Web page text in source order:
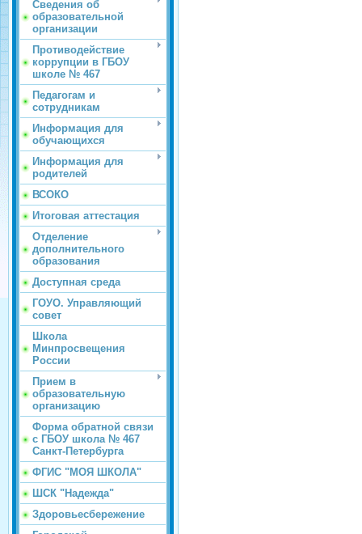
Сведения об
образовательной
организации
Противодействие
коррупции в ГБОУ
школе № 467
Педагогам и
сотрудникам
Информация для
обучающихся
Информация для
родителей
ВСОКО
Итоговая аттестация
Отделение
дополнительного
образования
Доступная среда
ГОУО. Управляющий
совет
Школа
Минпросвещения
России
Прием в
образовательную
организацию
Форма обратной связи
с ГБОУ школа № 467
Санкт-Петербурга
ФГИС "МОЯ ШКОЛА"
ШСК "Надежда"
Здоровьесбережение